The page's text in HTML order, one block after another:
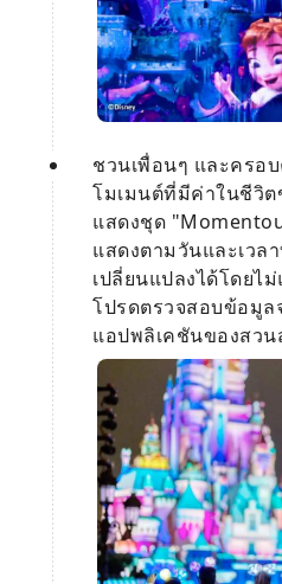
ชวนเพื่อนๆ และครอ
โมเมนต์ที่มีค่าในชีวิ
แสดงชุด
แสดงตามวันและเวล
เปลี่ยนแปลงได้โดยไ
โปรดตรวจสอบข้อมูล
แอปพลิเคชันของสว